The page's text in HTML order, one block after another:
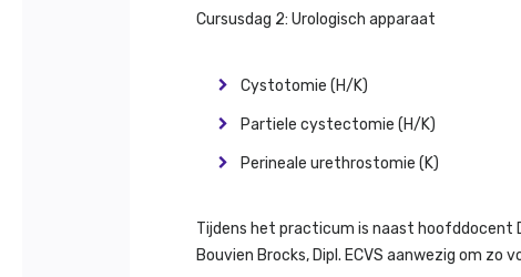
Cursusdag 2: Urologisch apparaat
Cystotomie (H/K)
Partiele cystectomie (H/K)
Perineale urethrostomie (K)
Tijdens het practicum is naast hoofddocent
Bouvien Brocks, Dipl. ECVS aanwezig om zo